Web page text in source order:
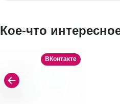
Кое-что
ВКонтакте